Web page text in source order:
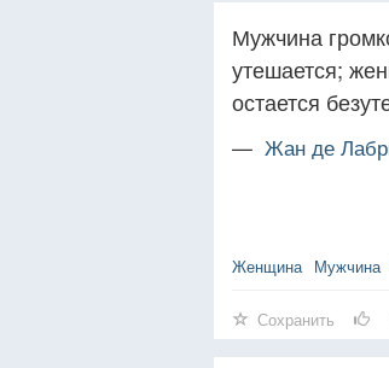
Мужчина
утешается;
остается
— Жан де
Женщина Мужчина
Сохранить